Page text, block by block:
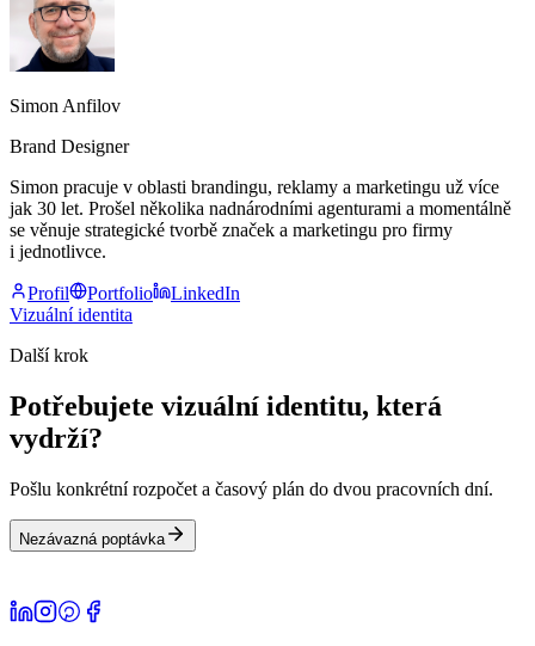
Simon Anfilov
Brand Designer
Simon pracuje v oblasti brandingu, reklamy a marketingu už více
jak 30 let. Prošel několika nadnárodními agenturami a momentálně
se věnuje strategické tvorbě značek a marketingu pro firmy
i jednotlivce.
Profil Portfolio
LinkedIn
Vizuální identita
Další krok
Potřebujete vizuální identitu, která
vydrží?
Pošlu konkrétní rozpočet a časový plán do dvou pracovních dní.
Nezávazná poptávka